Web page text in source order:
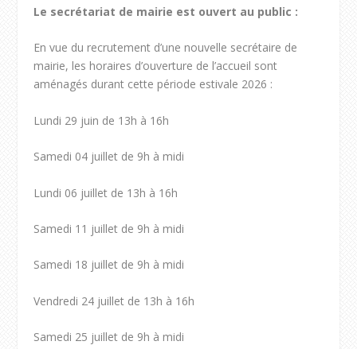
Le secrétariat de mairie est ouvert au public :
En vue du recrutement d’une nouvelle secrétaire de
mairie, les horaires d’ouverture de l’accueil sont
aménagés durant cette période estivale 2026 :
Lundi 29 juin de 13h à 16h
Samedi 04 juillet de 9h à midi
Lundi 06 juillet de 13h à 16h
Samedi 11 juillet de 9h à midi
Samedi 18 juillet de 9h à midi
Vendredi 24 juillet de 13h à 16h
Samedi 25 juillet de 9h à midi